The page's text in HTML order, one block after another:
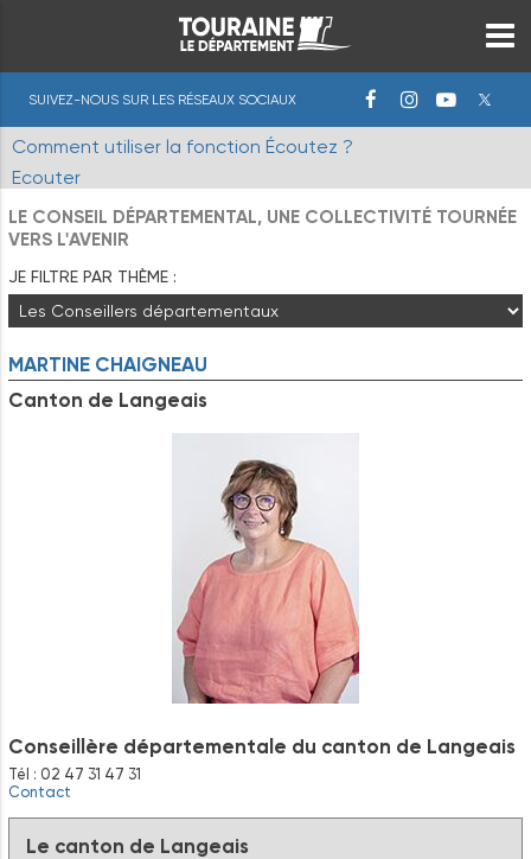
SUIVEZ-NOUS SUR LES RÉSEAUX SOCIAUX
Comment utiliser la fonction Écoutez ?
Ecouter
LE CONSEIL DÉPARTEMENTAL, UNE COLLECTIVITÉ TOURNÉE
VERS L'AVENIR
JE FILTRE PAR THÈME :
MARTINE CHAIGNEAU
Canton de Langeais
Conseillère départementale du canton de Langeais
Tél : 02 47 31 47 31
Contact
Le canton de Langeais